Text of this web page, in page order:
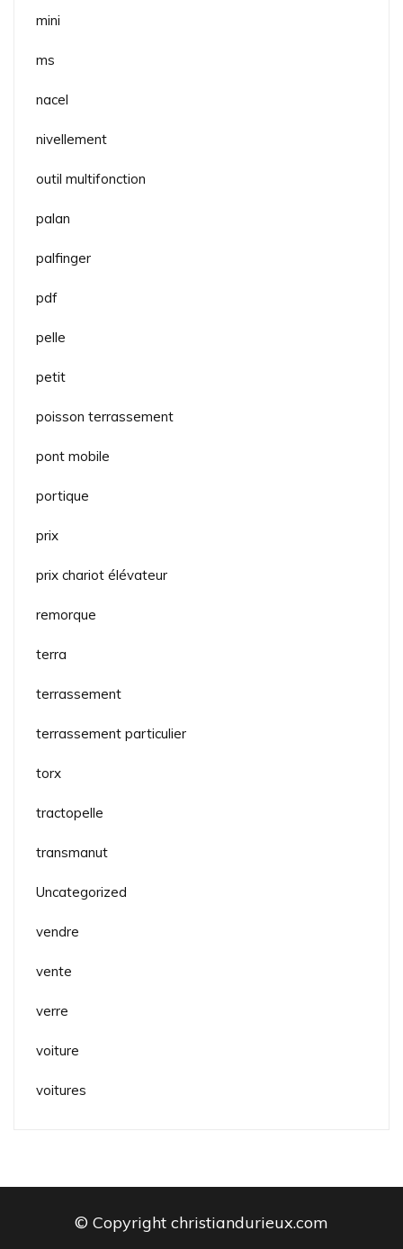
mini
ms
nacel
nivellement
outil multifonction
palan
palfinger
pdf
pelle
petit
poisson terrassement
pont mobile
portique
prix
prix chariot élévateur
remorque
terra
terrassement
terrassement particulier
torx
tractopelle
transmanut
Uncategorized
vendre
vente
verre
voiture
voitures
© Copyright christiandurieux.com